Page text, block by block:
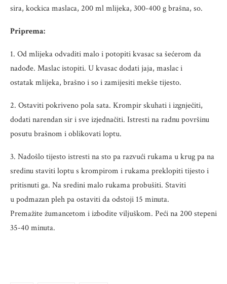
sira, kockica maslaca, 200 ml mlijeka, 300-400 g brašna, so.
Priprema:
1. Od mlijeka odvaditi malo i potopiti kvasac sa šećerom da
nadođe. Maslac istopiti. U kvasac dodati jaja, maslac i
ostatak mlijeka, brašno i so i zamijesiti mekše tijesto.
2. Ostaviti pokriveno pola sata. Krompir skuhati i izgnječiti,
dodati narendan sir i sve izjednačiti. Istresti na radnu površinu
posutu brašnom i oblikovati loptu.
3. Nadošlo tijesto istresti na sto pa razvući rukama u krug pa na
sredinu staviti loptu s krompirom i rukama preklopiti tijesto i
pritisnuti ga. Na sredini malo rukama probušiti. Staviti
u podmazan pleh pa ostaviti da odstoji 15 minuta.
Premažite žumancetom i izbodite viljuškom. Peći na 200 stepeni
35-40 minuta.